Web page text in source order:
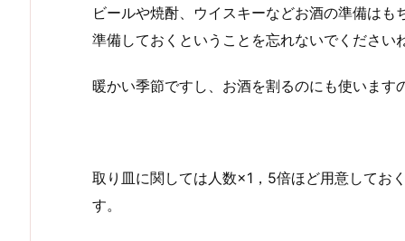
ビールや焼酎、ウイスキーなどお酒の準備は
準備しておくということを忘れないでください
暖かい季節ですし、お酒を割るのにも使いま
取り皿に関しては人数×1，5倍ほど用意してお
す。